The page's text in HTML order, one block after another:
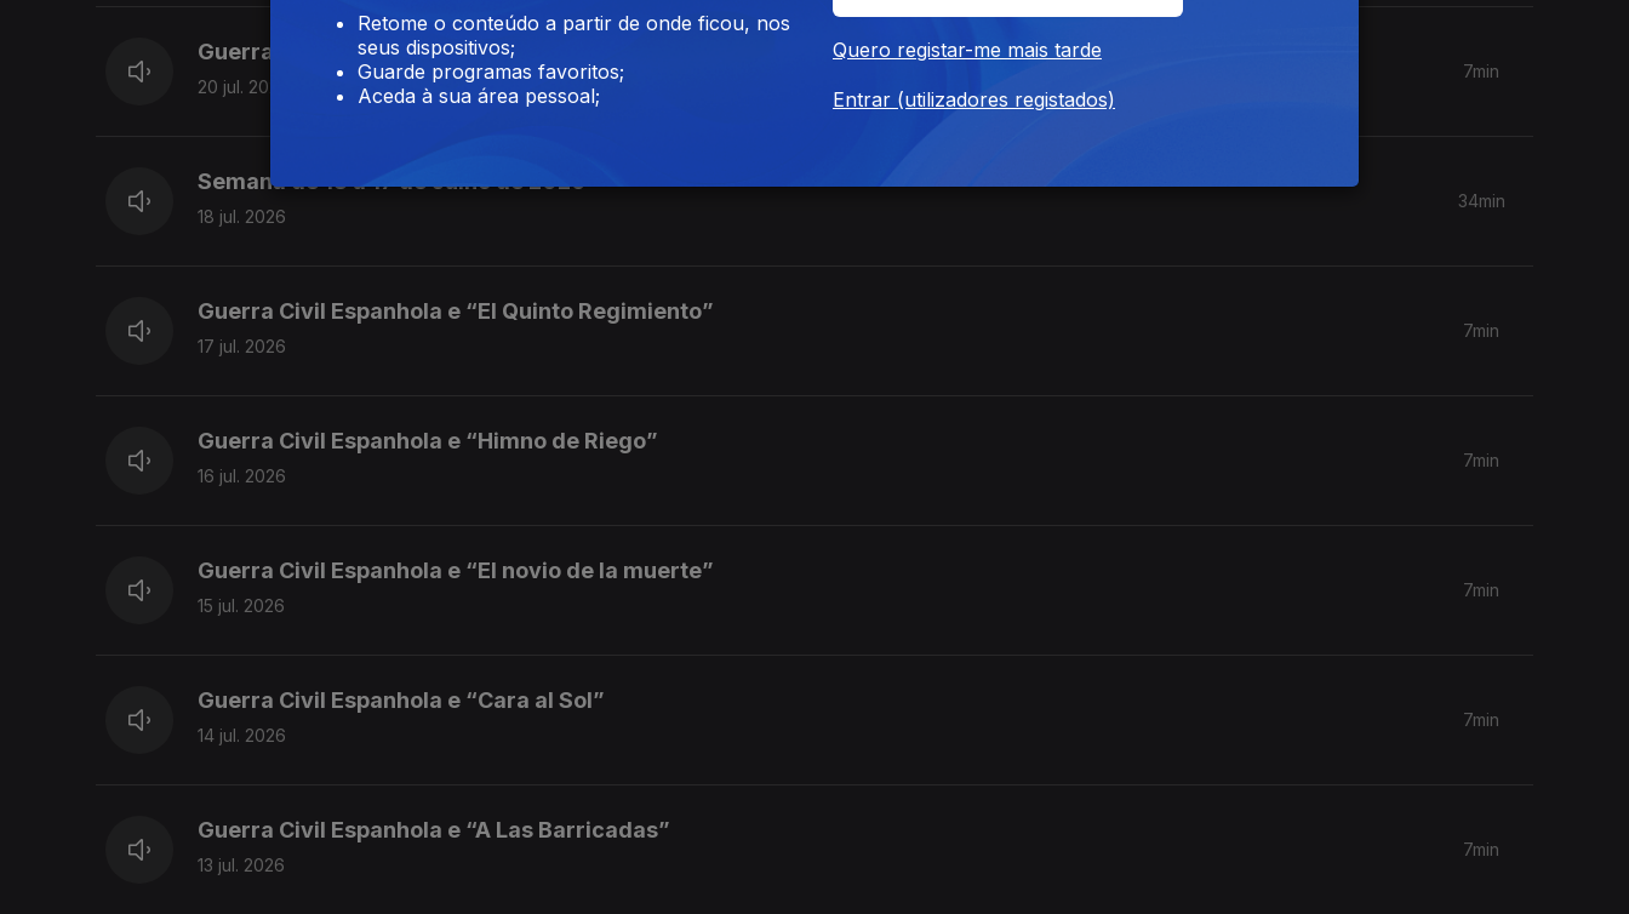
Guerra Civil Espanhola e “Marcha del Quinto Regimiento”
20 jul. 2026
7min
Semana de 13 a 17 de Julho de 2026
18 jul. 2026
34min
Guerra Civil Espanhola e “El Quinto Regimiento”
17 jul. 2026
7min
Guerra Civil Espanhola e “Himno de Riego”
16 jul. 2026
7min
Guerra Civil Espanhola e “El novio de la muerte”
15 jul. 2026
7min
Guerra Civil Espanhola e “Cara al Sol”
14 jul. 2026
7min
Guerra Civil Espanhola e “A Las Barricadas”
13 jul. 2026
7min
Retome o conteúdo a partir de onde ficou, nos
seus dispositivos;
Guarde programas favoritos;
Aceda à sua área pessoal;
Quero registar-me mais tarde
Entrar (utilizadores registados)